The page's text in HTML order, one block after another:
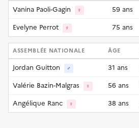
Vanina Paoli-Gagin ♀ 59 ans
Evelyne Perrot
♀ 75 ans
ASSEMBLÉE NATIONALE ÂGE
Jordan Guitton ♂ 31 ans
Valérie Bazin-Malgras
♀ 56 ans
Angélique Ranc
♀ 38 ans